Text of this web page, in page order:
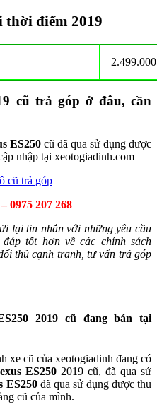
thời điểm 2019
cũ trả góp ở đâu, cần
ES250 cũ đã qua sử dụng được
nhập tại xeotogiadinh.com
cũ trả góp
0975 207 268
lại tin nhắn với những yêu cầu
tốt hơn về các chính sách
thủ cạnh tranh, tư vấn trả góp
2019 cũ đang bán tại
xe cũ của xeotogiadinh đang có
ES250 2019 cũ, đã qua sử
ES250 đã qua sử dụng được thu
cũ của mình.